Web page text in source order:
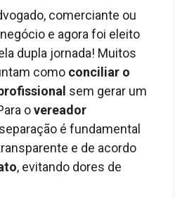
comerciante ou
e agora foi eleito
dupla jornada! Muitos
como conciliar o
sem gerar um
overeador
é fundamental
e de acordo
, evitando dores de